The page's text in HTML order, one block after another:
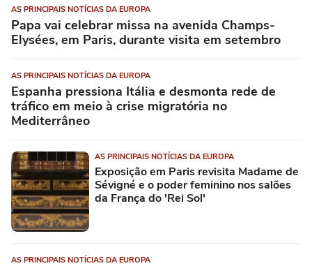
AS PRINCIPAIS NOTÍCIAS DA EUROPA
Papa vai celebrar missa na avenida Champs-
Elysées, em Paris, durante visita em setembro
AS PRINCIPAIS NOTÍCIAS DA EUROPA
Espanha pressiona Itália e desmonta rede de
tráfico em meio à crise migratória no
Mediterrâneo
AS PRINCIPAIS NOTÍCIAS DA EUROPA
Exposição em Paris revisita Madame de
Sévigné e o poder feminino nos salões
da França do 'Rei Sol'
AS PRINCIPAIS NOTÍCIAS DA EUROPA